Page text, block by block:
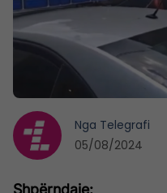
Nga Telegrafi
05/08/2024